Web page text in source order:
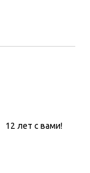
12 лет с вами!